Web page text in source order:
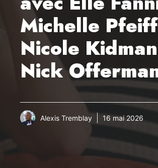
Michelle
Nicole
Nick
Alexis Tremblay 16 mai 2026